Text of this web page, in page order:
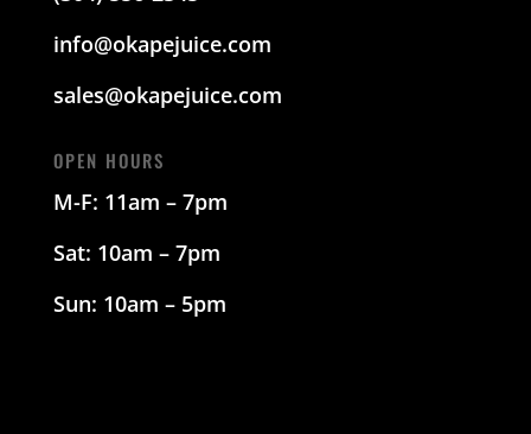
info@okapejuice.com
sales@okapejuice.com
OPEN HOURS
M-F: 11am – 7pm
Sat: 10am – 7pm
Sun: 10am – 5pm